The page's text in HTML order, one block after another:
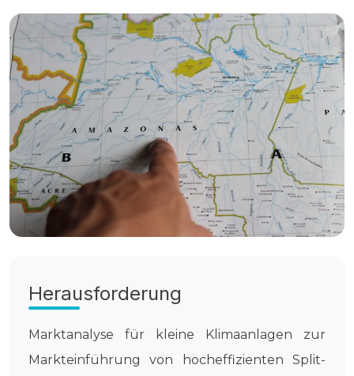
Herausforderung
Marktanalyse für kleine Klimaanlagen zur
Markteinführung von hocheffizienten Split-